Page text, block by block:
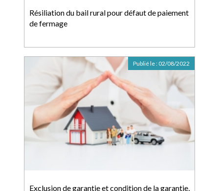
Résiliation du bail rural pour défaut de paiement
de fermage
Exclusion de garantie et condition de la garantie,
Publié le : 02/08/2022